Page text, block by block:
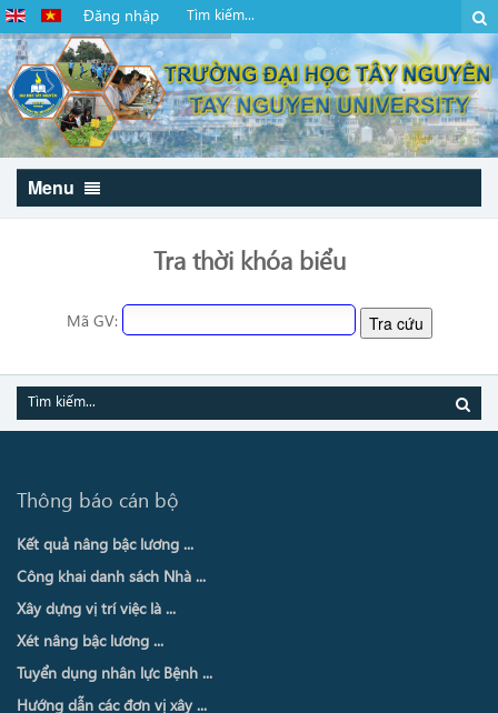
Đăng nhập
Menu
Tra thời khóa biểu
Mã GV:
Thông báo cán bộ
Kết quả nâng bậc lương ...
Công khai danh sách Nhà ...
Xây dựng vị trí việc là ...
Xét nâng bậc lương ...
Tuyển dụng nhân lực Bệnh ...
Hướng dẫn các đơn vị xây ...